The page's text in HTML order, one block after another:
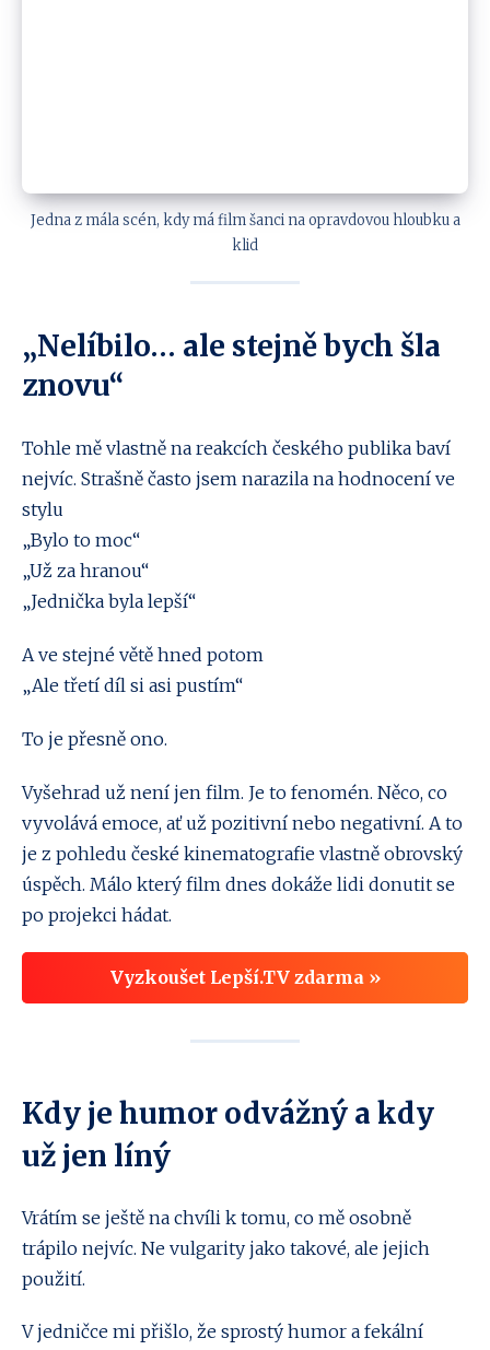
Jedna z mála scén, kdy má film šanci na opravdovou hloubku a
klid
„Nelíbilo… ale stejně bych šla
znovu“
Tohle mě vlastně na reakcích českého publika baví
nejvíc. Strašně často jsem narazila na hodnocení ve
stylu
„Bylo to moc“
„Už za hranou“
„Jednička byla lepší“
A ve stejné větě hned potom
„Ale třetí díl si asi pustím“
To je přesně ono.
Vyšehrad už není jen film. Je to fenomén. Něco, co
vyvolává emoce, ať už pozitivní nebo negativní. A to
je z pohledu české kinematografie vlastně obrovský
úspěch. Málo který film dnes dokáže lidi donutit se
po projekci hádat.
Vyzkoušet Lepší.TV zdarma »
Kdy je humor odvážný a kdy
už jen líný
Vrátím se ještě na chvíli k tomu, co mě osobně
trápilo nejvíc. Ne vulgarity jako takové, ale jejich
použití.
V jedničce mi přišlo, že sprostý humor a fekální